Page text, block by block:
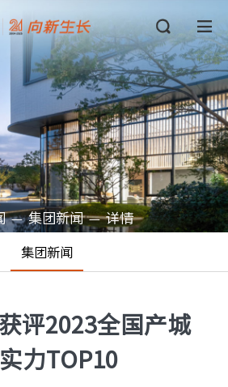
集团新闻 详情
集团新闻
评2023全国产城
力TOP10